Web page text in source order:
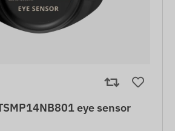
eye sensor